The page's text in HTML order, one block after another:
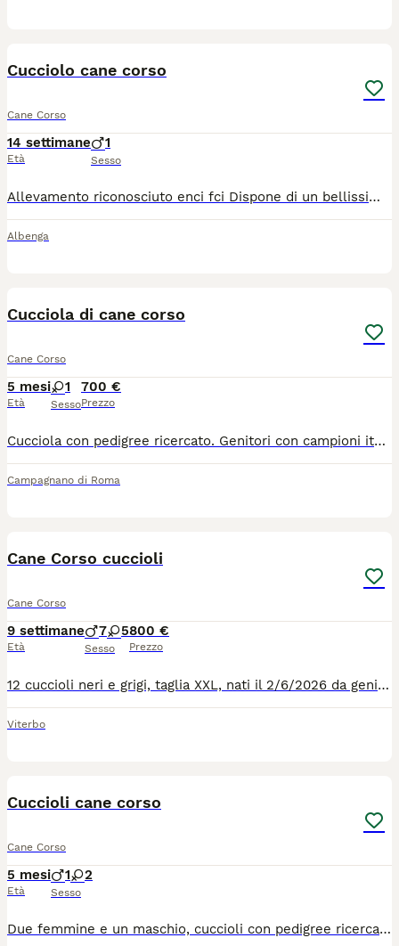
Cucciolo cane corso
Cane Corso
14 settimane
Età
1
Sesso
Allevamento riconosciuto enci fci Dispone di un bellissimo cucciolo di razza Cane corso selezionato per salute ,carattere e morfologia maschio Genitori , nonni e bisnonni esenti da displasia ad anche e gomiti certificata e testati per le principali patologie di razza Il piccolo potrá essere consegnato alla nuova famiglia a partire dal compimento dei due mesi di vita con Ciclo vermifugo completo ,vaccini , auscultazione cardiaca,iscrizione all' anagrafe canina , microchip , pedigree Enci di alta genealogia , contratto di compravendita , garanzia sanitaria scritta 1 lezione gratuita dal nostro addestratore di fiducia Garantita assistenza per tutta la vita del cucciolo ! Il cane corso è un cane adatto alla vita famigliare ed un eccellente guardiano Cucciolo ben socializzato ed abituato a bambini ed altri animali Consegna in tutta italia con mezzi autorizzati asl ( isole comprese )
Albenga
Cucciola di cane corso
Cane Corso
5 mesi
Età
1
Sesso
700 €
Prezzo
Cucciola con pedigree ricercato. Genitori con campioni italiani nella linea di sangue. Ultima della sua cucciolata, bellissima, di colore nero Il prezzo è trattabile, no proposte ridicole
Campagnano di Roma
Cane Corso cuccioli
Cane Corso
9 settimane
Età
7 5
Sesso
800 €
Prezzo
12 cuccioli neri e grigi, taglia XXL, nati il 2/6/2026 da genitori visibili con pedigree importante:la madre è nipote di campioni del mondo di bellezza! Cedo a 60 giorni con: pedigree, profilassi antiparassitaria e vaccinale avviata, microchip, kit puppy (ciotola mangime), garanzia veterinaria, assistenza fino a completo inserimento nel nuovo nucleo familiare. Gradito il contatto telefonico.
Viterbo
Cuccioli cane corso
Cane Corso
5 mesi
Età
1 2
Sesso
Due femmine e un maschio, cuccioli con pedigree ricercato. Visibili a Castelnuovo di Porto. Possibilità di vederli